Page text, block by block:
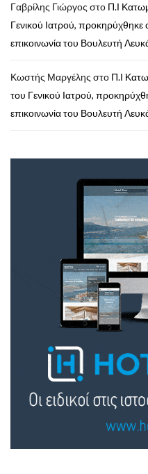
Γαβρίλης Γιώργος στο Π.Ι
Γενικού Ιατρού, προκηρύχθηκε
επικοινωνία του Βουλευτή
Κωστής Μαργέλης στο Π.Ι
του Γενικού Ιατρού,
επικοινωνία του Βουλευτή